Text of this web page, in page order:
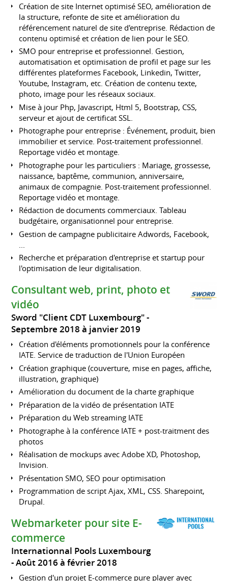
Création de site Internet optimisé SEO, amélioration de
la structure, refonte de site et amélioration du
référencement naturel de site d'entreprise. Rédaction de
contenu optimisé et création de lien pour le SEO.
SMO pour entreprise et professionnel. Gestion,
automatisation et optimisation de profil et page sur les
différentes plateformes Facebook, Linkedin, Twitter,
Youtube, Instagram, etc. Création de contenu texte,
photo, image pour les réseaux sociaux.
Mise à jour Php, Javascript, Html 5, Bootstrap, CSS,
serveur et ajout de certificat SSL.
Photographe pour entreprise : Événement, produit, bien
immobilier et service. Post-traitement professionnel.
Reportage vidéo et montage.
Photographe pour les particuliers : Mariage, grossesse,
naissance, baptême, communion, anniversaire,
animaux de compagnie. Post-traitement professionnel.
Reportage vidéo et montage.
Rédaction de documents commerciaux. Tableau
budgétaire, organisationnel pour entreprise.
Gestion de campagne publicitaire Adwords, Facebook,
Recherche et préparation d'entreprise et startup pour
l'optimisation de leur digitalisation.
Consultant web, print, photo et
vidéo
Sword "Client CDT Luxembourg"
Septembre 2018 à janvier 2019
Création d'éléments promotionnels pour la conférence
IATE. Service de traduction de l'Union Européen
Création graphique (couverture, mise en pages, affiche,
illustration, graphique)
Amélioration du document de la charte graphique
Préparation de la vidéo de présentation IATE
Préparation du Web streaming IATE
Photographe à la conférence IATE + post-traitment des
photos
Réalisation de mockups avec Adobe XD, Photoshop,
Invision.
Présentation SMO, SEO pour optimisation
Programmation de script Ajax, XML, CSS. Sharepoint,
Drupal.
Webmarketer pour site E-
commerce
Internationnal Pools Luxembourg
Août 2016 à février 2018
Gestion d'un projet E-commerce pure player avec